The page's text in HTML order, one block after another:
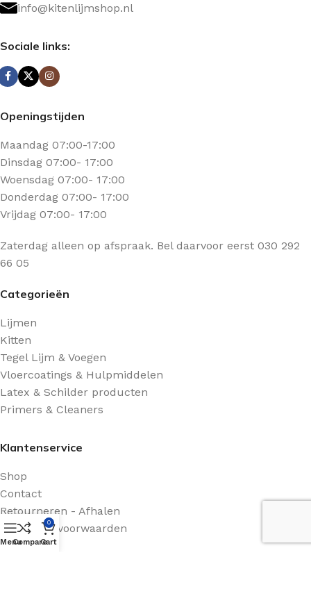
info@kitenlijmshop.nl
Sociale links:
Openingstijden
Maandag 07:00-17:00
Dinsdag 07:00- 17:00
Woensdag 07:00- 17:00
Donderdag 07:00- 17:00
Vrijdag 07:00- 17:00
Zaterdag alleen op afspraak. Bel daarvoor eerst 030 292
66 05
Categorieën
Lijmen
Kitten
Tegel Lijm & Voegen
Vloercoatings & Hulpmiddelen
Latex & Schilder producten
Primers & Cleaners
Klantenservice
Shop
Contact
Retourneren - Afhalen
Algemene voorwaarden
MenuCompare
0
Cart